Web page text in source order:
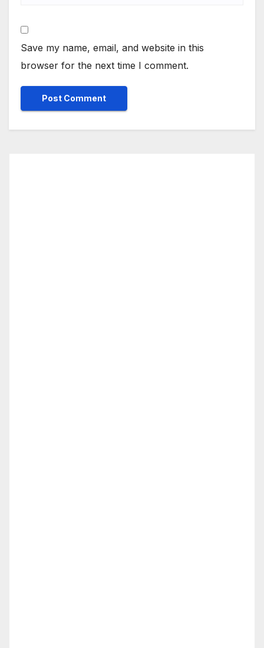
Save my name, email, and website in this
browser for the next time I comment.